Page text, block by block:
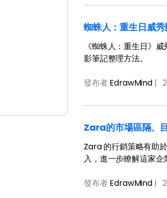
蜘蛛人：重生日威
《蜘蛛人：重生日》
影筆記整理方法。
發布者EdrawMind |
Zara的市場區隔、
Zara 的行銷策略有助
入，進一步瞭解這家企
發布者EdrawMind |